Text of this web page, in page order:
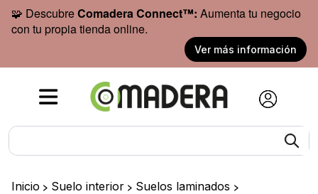
🧩 DescubreComadera Connect™: Aumenta tu negocio
con tu propia tienda online.
Ver más información
Inicio > Suelo interior > Suelos laminados >